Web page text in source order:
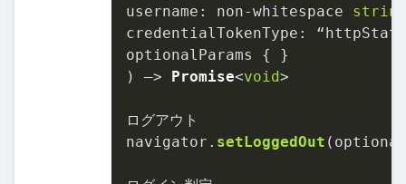
username : non-whitespace string
credentialTokenType :
optionalParams { }
) –>
Promise<void>
ログアウト
navigator. setLoggedOut